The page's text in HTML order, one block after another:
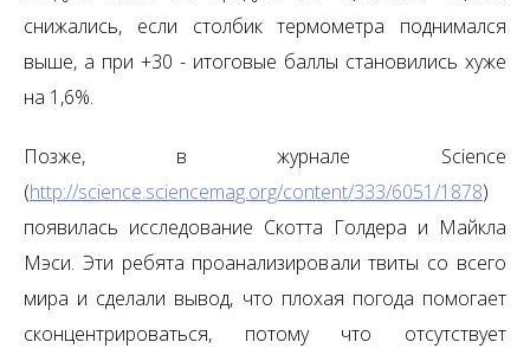
снижались, если столбик термометра поднимался
выше, а при +30 - итоговые баллы становились хуже
на 1,6%.
Позже, в журнале Science
(http://science.sciencemag.org/content/333/6051/1878)
появилась исследование Скотта Голдера и Майкла
Мэси. Эти ребята проанализировали твиты со всего
мира и сделали вывод, что плохая погода помогает
сконцентрироваться, потому что отсутствует